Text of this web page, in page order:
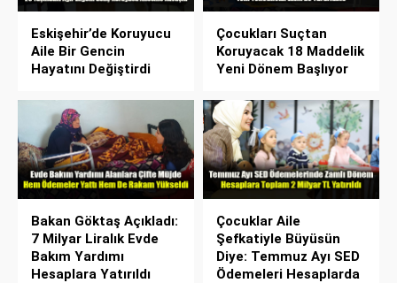
Eskişehir’de Koruyucu
Aile Bir Gencin
Hayatını Değiştirdi
Çocukları Suçtan
Koruyacak 18 Maddelik
Yeni Dönem Başlıyor
Bakan Göktaş Açıkladı:
7 Milyar Liralık Evde
Bakım Yardımı
Hesaplara Yatırıldı
Çocuklar Aile
Şefkatiyle Büyüsün
Diye: Temmuz Ayı SED
Ödemeleri Hesaplarda